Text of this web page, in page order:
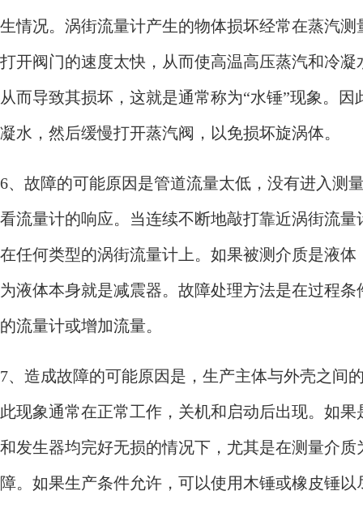
生情况。涡街流量计产生的物体损坏经常在蒸汽
打开阀门的速度太快，从而使高温高压蒸汽和冷
从而导致其损坏，这就是通常称为“水锤”现象。
凝水，然后缓慢打开蒸汽阀，以免损坏旋涡体。
6、 故障的可能原因是管道流量太低，没有进入测
看流量计的响应。当连续不断地敲打靠近涡街流
在任何类型的涡街流量计上。如果被测介质是液
为液体本身就是减震器。故障处理方法是在过程
的流量计或增加流量。
7、 造成故障的可能原因是，生产主体与外壳之间
此现象通常在正常工作，关机和启动后出现。如
和发生器均完好无损的情况下，尤其是在测量介
障。如果生产条件允许，可以使用木锤或橡皮锤